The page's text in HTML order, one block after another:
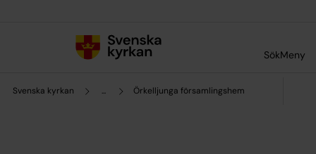
SökMeny
Svenska kyrkan ... Örkelljunga församlingshem